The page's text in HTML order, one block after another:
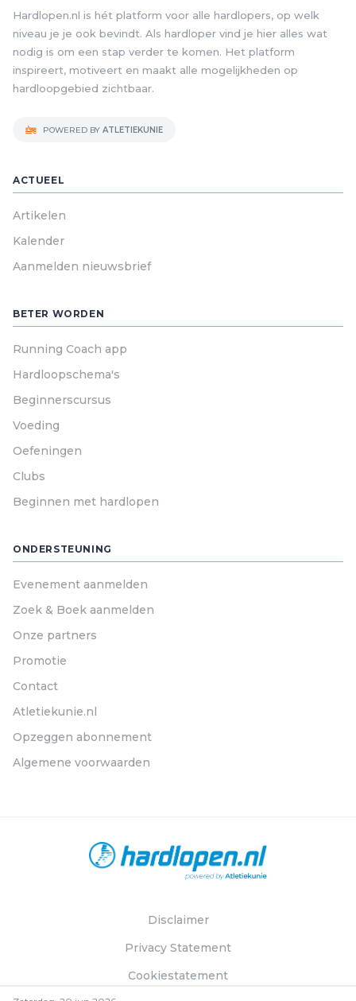
Hardlopen.nl is hét platform voor alle hardlopers, op welk
niveau je je ook bevindt. Als hardloper vind je hier alles wat
nodig is om een stap verder te komen. Het platform
inspireert, motiveert en maakt alle mogelijkheden op
hardloopgebied zichtbaar.
POWERED BY ATLETIEKUNIE
ACTUEEL
Artikelen
Kalender
Aanmelden nieuwsbrief
BETER WORDEN
Running Coach app
Hardloopschema's
Beginnerscursus
Voeding
Oefeningen
Clubs
Beginnen met hardlopen
ONDERSTEUNING
Evenement aanmelden
Zoek & Boek aanmelden
Onze partners
Promotie
Contact
Atletiekunie.nl
Opzeggen abonnement
Algemene voorwaarden
Disclaimer
Privacy Statement
Cookiestatement